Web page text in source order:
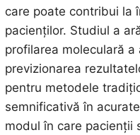
care poate contribui la
pacienților. Studiul a
profilarea moleculară
previzionarea
pentru metodele
semnificativă în
modul în care pacienții